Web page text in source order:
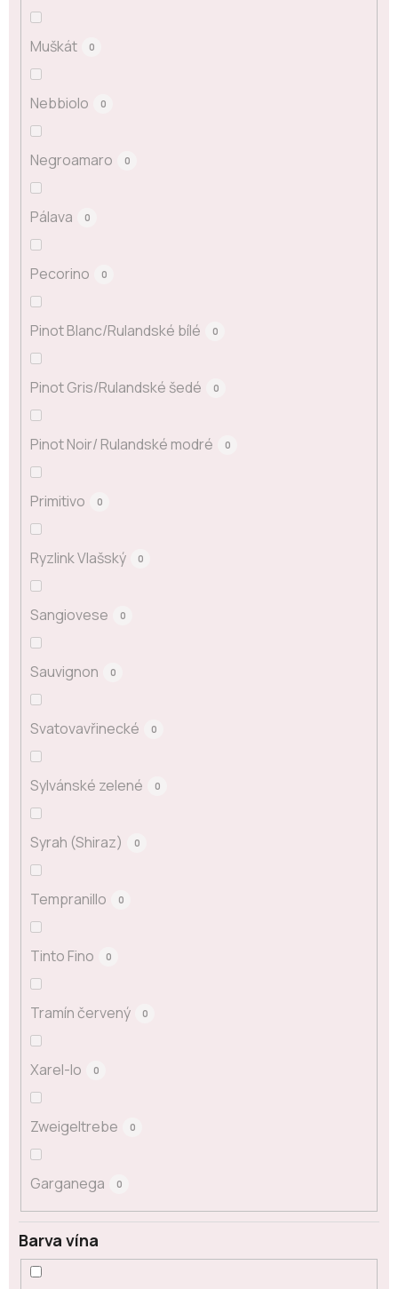
Muškát 0
Nebbiolo 0
Negroamaro 0
Pálava 0
Pecorino 0
Pinot Blanc/Rulandské bílé 0
Pinot Gris/Rulandské šedé 0
Pinot Noir/ Rulandské modré 0
Primitivo 0
Ryzlink Vlašský 0
Sangiovese 0
Sauvignon 0
Svatovavřinecké 0
Sylvánské zelené 0
Syrah (Shiraz) 0
Tempranillo 0
Tinto Fino 0
Tramín červený 0
Xarel-lo 0
Zweigeltrebe 0
Garganega 0
Barva vína